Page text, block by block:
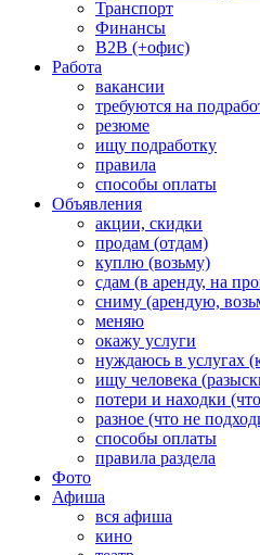
Транспорт
Финансы
B2B (+офис)
Работа
вакансии
требуются на
резюме
ищу подработку
правила
способы оплаты
Объявления
акции, скидки
продам (отдам)
куплю (возьму)
сдам (в аренду, на
сниму (арендую,
меняю
окажу услуги
нуждаюсь в услугах
ищу человека
потери и находки
разное (что не
способы оплаты
правила раздела
Фото
Афиша
вся афиша
кино